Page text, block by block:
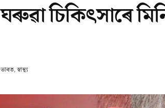
চিকিৎসাৰে
ভাৰত,স্বাস্থ্য